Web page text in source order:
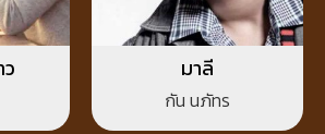
มาลี
กัน นภัทร